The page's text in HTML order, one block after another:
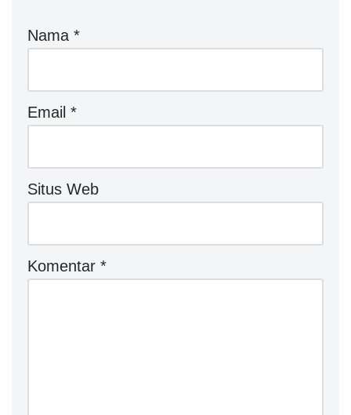
Nama *
Email *
Situs Web
Komentar *